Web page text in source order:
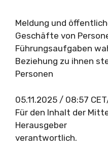
Meldung und
Geschäfte von
Führungsaufgaben
Beziehung zu ihnen
Personen
05.11.2025 / 08:57
Für den Inhalt der
Herausgeber
verantwortlich.